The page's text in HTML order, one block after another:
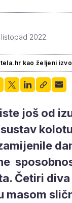
listopad 2022.
kao željeni
još od
Četiri diva
masom